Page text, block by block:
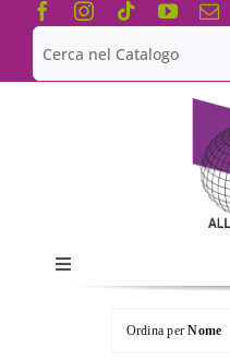
Salta
contenuto
Cerca
per:
Toggle
Navigation
Chi siamo
Ordina perNome